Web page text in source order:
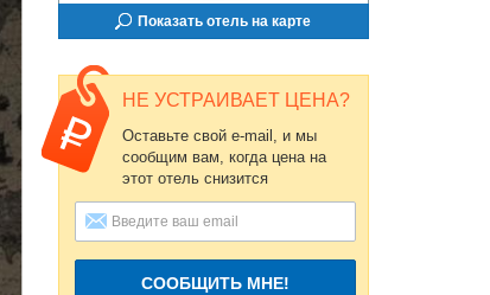
Показать отель на карте
НЕ УСТРАИВАЕТ ЦЕНА?
Оставьте свой e-mail, и мы
сообщим вам, когда цена на
этот отель снизится
СООБЩИТЬ МНЕ!